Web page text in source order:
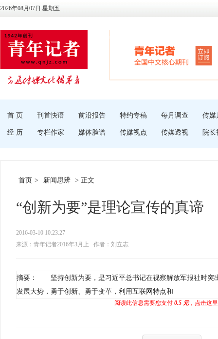
2026年08月07日 星期五
首 页 刊首快语 前沿报告 特约专稿 每月调查 传媒
经 历 专栏作家 媒体脸谱 传媒视点 传媒透视 院长
首页 > 新闻思辨 > 正文
“创新为要”是理论宣传的真谛
2016-03-10 10:23:27
来源：青年记者2016年3月上
作者：刘立志
摘要： 坚持创新为要，是习近平总书记在视察解放军报社时突
发展大势，勇于创新、勇于变革，利用互联网特点和
阅读此信息需要您支付 0.5 元，点击这